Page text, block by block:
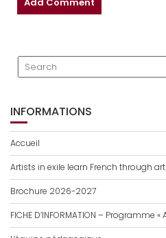
INFORMATIONS
Accueil
Artists in exile learn French through
Brochure 2026-2027
FICHE D’INFORMATION – Programme